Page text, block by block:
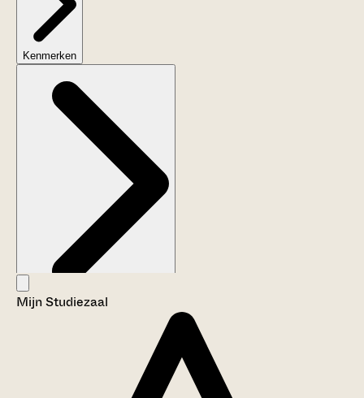
Kenmerken
Aanwijzingen voor de gebruiker
Mijn Studiezaal